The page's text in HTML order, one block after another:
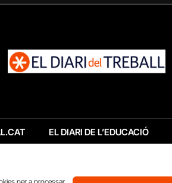
EL DIARI DE L’EDUCACIÓ